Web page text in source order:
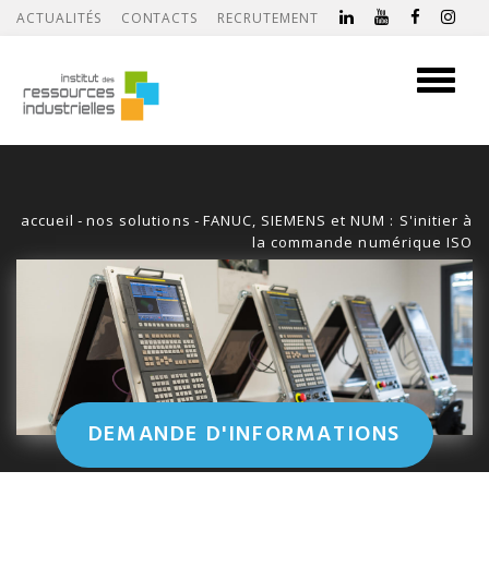
ACTUALITÉS CONTACTS RECRUTEMENT
Toggle
accueil -nos solutions - FANUC, SIEMENS et NUM : S'initier à
la commande numérique ISO
DEMANDE D'INFORMATIONS